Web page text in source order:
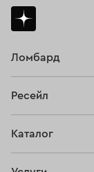
Ломбард
Тарифы
Ресейл
Каталог